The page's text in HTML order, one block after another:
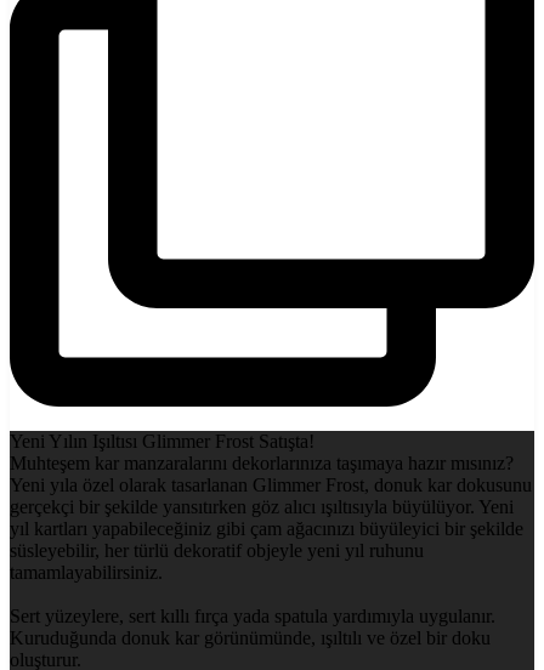
Yeni Yılın Işıltısı Glimmer Frost Satışta!
Muhteşem kar manzaralarını dekorlarınıza taşımaya hazır mısınız?
Yeni yıla özel olarak tasarlanan Glimmer Frost, donuk kar dokusunu
gerçekçi bir şekilde yansıtırken göz alıcı ışıltısıyla büyülüyor. Yeni
yıl kartları yapabileceğiniz gibi çam ağacınızı büyüleyici bir şekilde
süsleyebilir, her türlü dekoratif objeyle yeni yıl ruhunu
tamamlayabilirsiniz.
Sert yüzeylere, sert kıllı fırça yada spatula yardımıyla uygulanır.
Kuruduğunda donuk kar görünümünde, ışıltılı ve özel bir doku
oluşturur.